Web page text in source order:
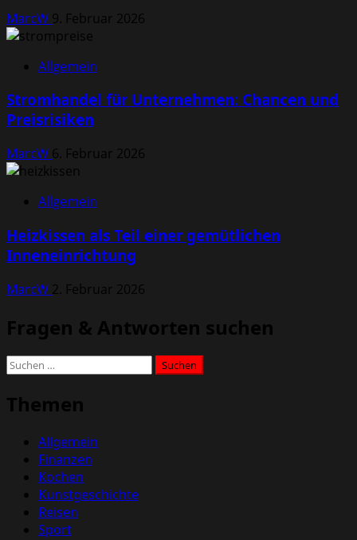
MarcW 9. Februar 2026
Allgemein
Stromhandel für Unternehmen: Chancen und
Preisrisiken
MarcW 6. Februar 2026
Allgemein
Heizkissen als Teil einer gemütlichen
Inneneinrichtung
MarcW 2. Februar 2026
Fragen & Antworten suchen
Suchen
Themen
Allgemein
Finanzen
Kochen
Kunstgeschichte
Reisen
Sport